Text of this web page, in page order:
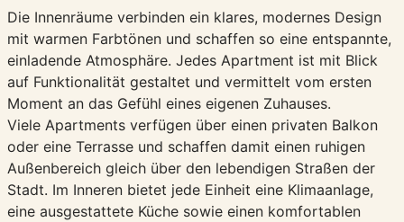
Die Innenräume verbinden ein klares, modernes Design
mit warmen Farbtönen und schaffen so eine entspannte,
einladende Atmosphäre. Jedes Apartment ist mit Blick
auf Funktionalität gestaltet und vermittelt vom ersten
Moment an das Gefühl eines eigenen Zuhauses.
Viele Apartments verfügen über einen privaten Balkon
oder eine Terrasse und schaffen damit einen ruhigen
Außenbereich gleich über den lebendigen Straßen der
Stadt. Im Inneren bietet jede Einheit eine Klimaanlage,
eine ausgestattete Küche sowie einen komfortablen